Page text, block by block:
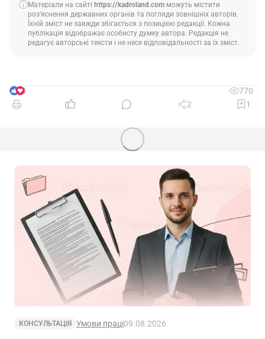
Матеріали на сайті https://kadroland.com можуть містити
роз'яснення державних органів та погляди зовнішніх авторів.
Їхній зміст не завжди збігається з позицією редакції. Кожна
публікація відображає особисту думку автора. Редакція не
редагує авторські тексти і не несе відповідальності за їх зміст.
3
770
2
1
КОНСУЛЬТАЦІЯ Умови праці09.08.2026